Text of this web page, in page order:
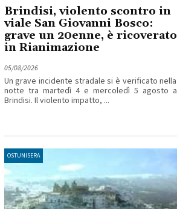
Brindisi, violento scontro in
viale San Giovanni Bosco:
grave un 20enne, è ricoverato
in Rianimazione
05/08/2026
Un grave incidente stradale si è verificato nella
notte tra martedì 4 e mercoledì 5 agosto a
Brindisi. Il violento impatto, ...
OSTUNISERA